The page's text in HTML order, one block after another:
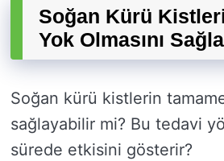
Soğan Kürü
Yok Olmasını
Soğan kürü kistlerin
sağlayabilir mi? Bu tedavi
sürede etkisini gösterir?